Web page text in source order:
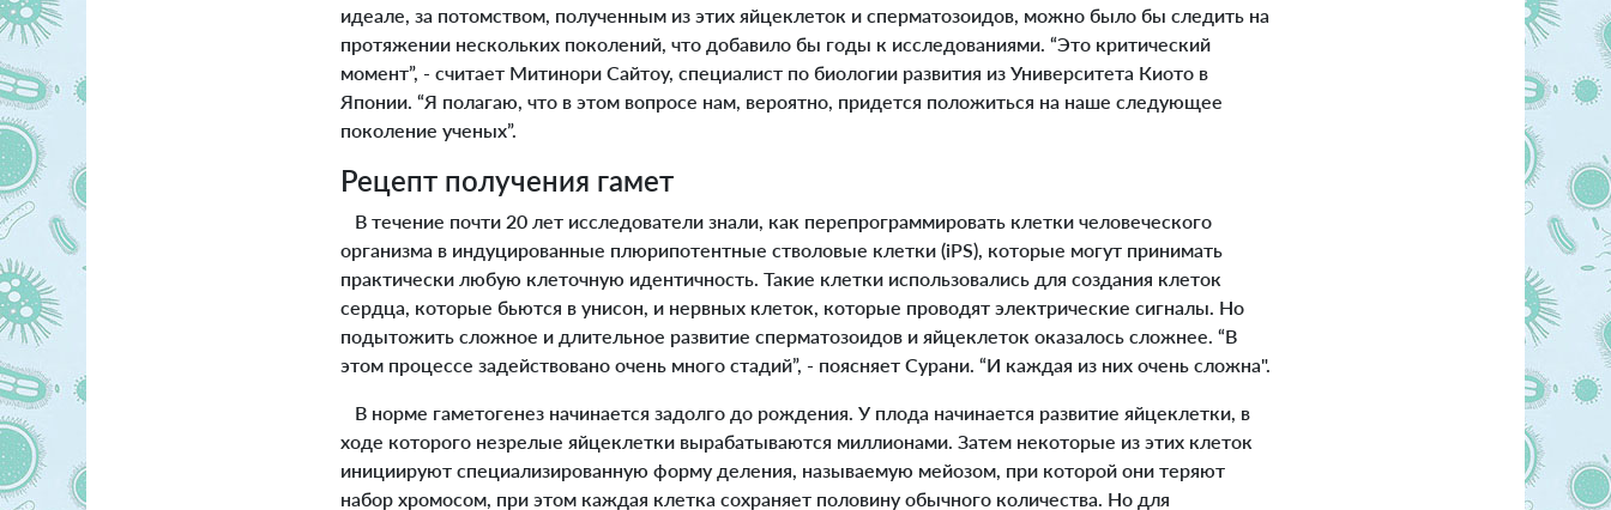
идеале, за потомством, полученным из этих яйцеклеток и сперматозоидов, можно было бы следить на
протяжении нескольких поколений, что добавило бы годы к исследованиями. “Это критический
момент”, - считает Митинори Сайтоу, специалист по биологии развития из Университета Киото в
Японии. “Я полагаю, что в этом вопросе нам, вероятно, придется положиться на наше следующее
поколение ученых”.
Рецепт получения гамет
В течение почти 20 лет исследователи знали, как перепрограммировать клетки человеческого
организма в индуцированные плюрипотентные стволовые клетки (iPS), которые могут принимать
практически любую клеточную идентичность. Такие клетки использовались для создания клеток
сердца, которые бьются в унисон, и нервных клеток, которые проводят электрические сигналы. Но
подытожить сложное и длительное развитие сперматозоидов и яйцеклеток оказалось сложнее. “В
этом процессе задействовано очень много стадий”, - поясняет Сурани. “И каждая из них очень сложна".
В норме гаметогенез начинается задолго до рождения. У плода начинается развитие яйцеклетки, в
ходе которого незрелые яйцеклетки вырабатываются миллионами. Затем некоторые из этих клеток
инициируют специализированную форму деления, называемую мейозом, при которой они теряют
набор хромосом, при этом каждая клетка сохраняет половину обычного количества. Но для